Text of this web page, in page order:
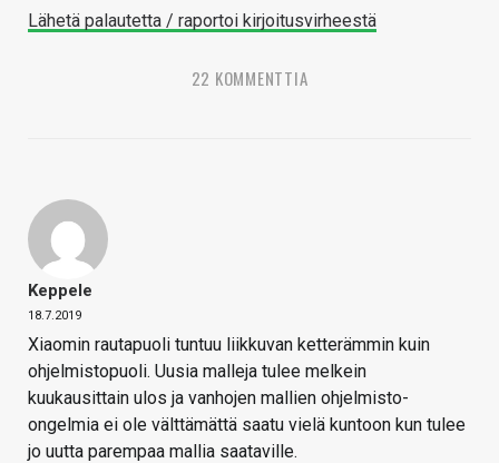
Lähetä palautetta / raportoi kirjoitusvirheestä
22 KOMMENTTIA
Keppele
18.7.2019
Xiaomin rautapuoli tuntuu liikkuvan ketterämmin kuin
ohjelmistopuoli. Uusia malleja tulee melkein
kuukausittain ulos ja vanhojen mallien ohjelmisto-
ongelmia ei ole välttämättä saatu vielä kuntoon kun tulee
jo uutta parempaa mallia saataville.